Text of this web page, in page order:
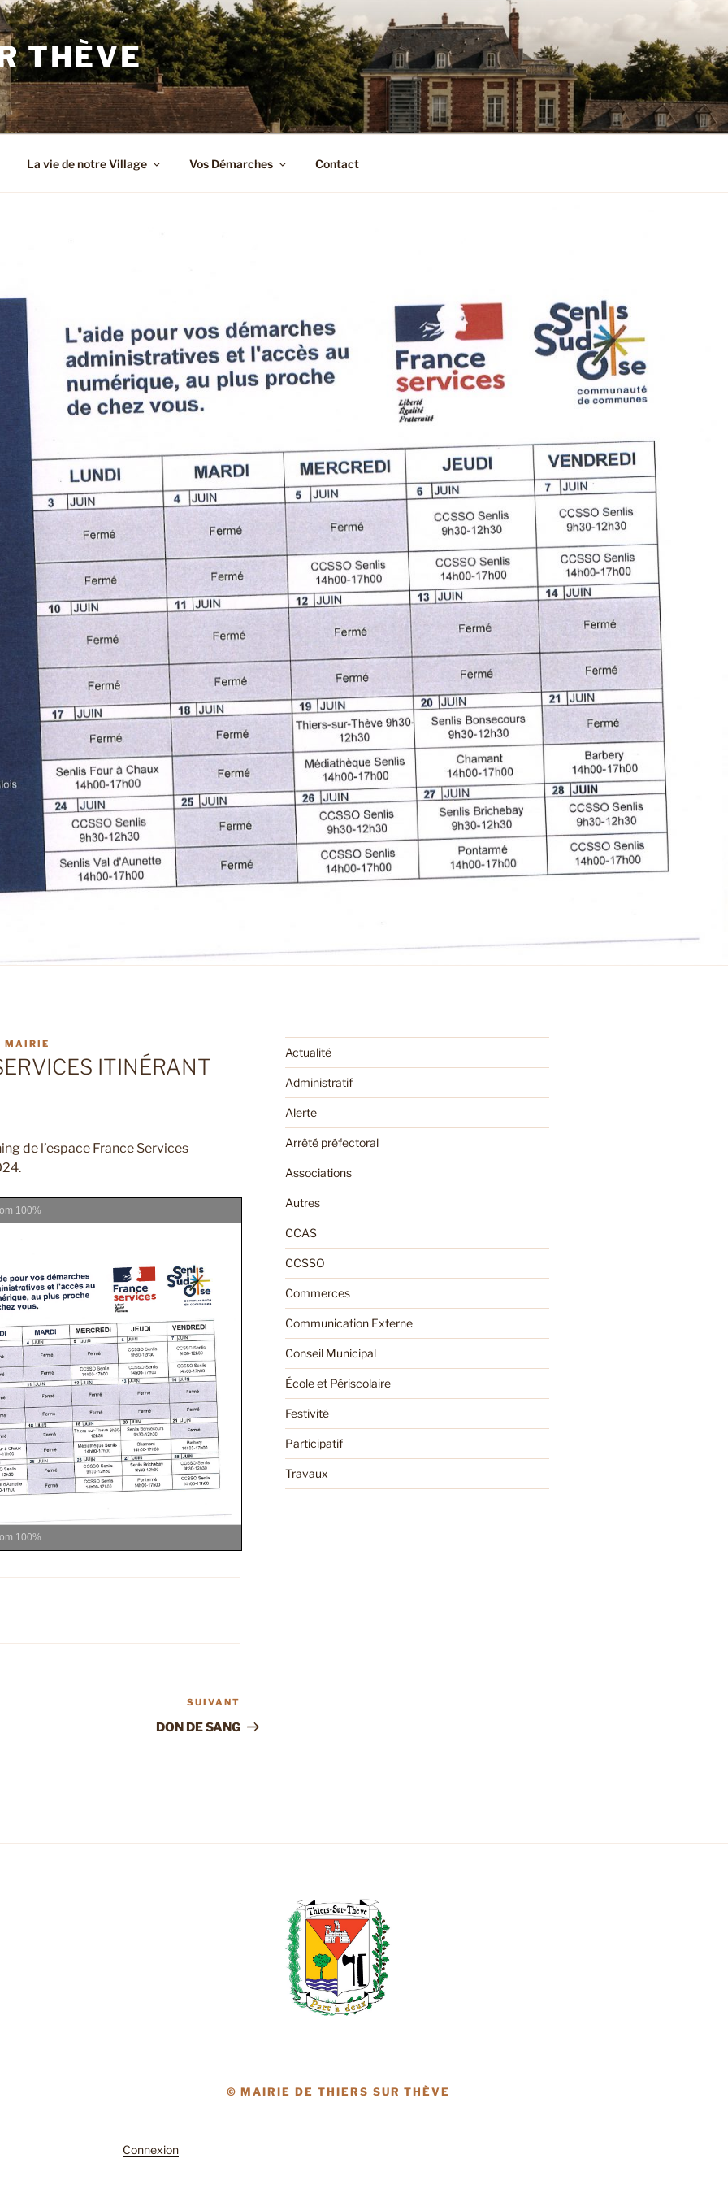
THÈVE
La vie de notre Village Vos Démarches Contact
MAIRIE
ITINÉRANT
de l’espace France Services
100%
100%
suivant
SUIVANT
DON DE SANG
Actualité
Administratif
Alerte
Arrêté préfectoral
Associations
Autres
CCAS
CCSSO
Commerces
Communication Externe
Conseil Municipal
École et Périscolaire
Festivité
Participatif
Travaux
© MAIRIE DE THIERS SUR THÈVE
Connexion